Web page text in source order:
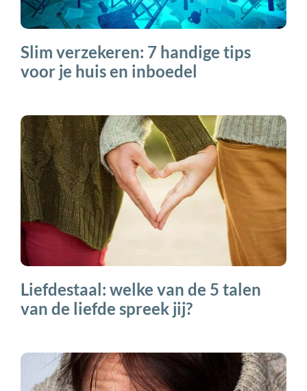
Slim verzekeren: 7 handige tips
voor je huis en inboedel
Liefdestaal: welke van de 5 talen
van de liefde spreek jij?